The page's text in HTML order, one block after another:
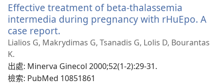
視
窗）
Effective treatment of beta-thalassemia
intermedia during pregnancy with rHuEpo. A
case report.
啟
視
窗）
Lialios G, Makrydimas G, Tsanadis G, Lolis D, Bourantas
K.
出處‎: Minerva Ginecol 2000;52(1-2):29-31.
檢索‎: PubMed 10851861